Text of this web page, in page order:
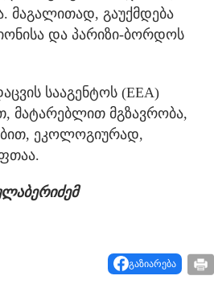
მაგალითად, გაუქმდება
და პარიზი-ბორდოს
სააგენტოს (EEA)
მატარებლით მგზავრობა,
ეკოლოგიურად,
გაზიარება